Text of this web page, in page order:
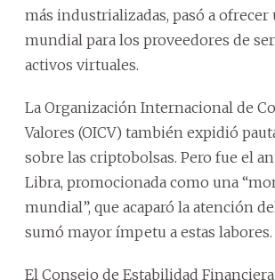
más industrializadas, pasó a ofrecer
mundial para los proveedores de
activos virtuales.
La Organización Internacional de
Valores (OICV) también expidió
sobre las criptobolsas. Pero fue el
Libra, promocionada como una
mundial”, que acaparó la atención
sumó mayor ímpetu a estas labores.
El Consejo de Estabilidad